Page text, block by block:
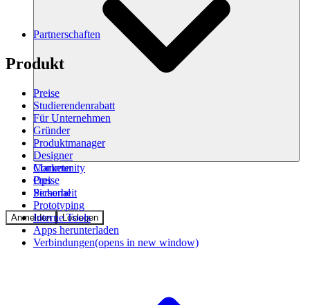
Community
Preise
Sicherheit
Anmelden Loslegen
Partnerschaften
Produkt
Preise
Studierendenrabatt
Für Unternehmen
Gründer
Produktmanager
Designer
Marketer
Ops
Personal
Prototyping
Interne Tools
Apps herunterladen
Verbindungen(opens in new window)